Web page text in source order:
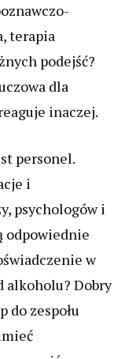
terapia
podejść?
dla
inaczej.
personel.
i
psychologów i
odpowiednie
w
alkoholu? Dobry
do zespołu